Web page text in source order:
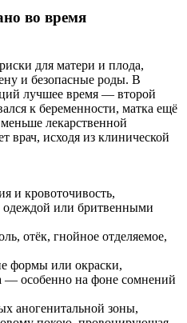
во время
для матери и плода,
и безопасные роды. В
лучшее время — второй
к беременности, матка ещё
лекарственной
врач, исходя из клинической
и кровоточивость,
одеждой или бритвенными
отёк, гнойное отделяемое,
формы или окраски,
— особенно на фоне сомнений
аногенитальной зоны,